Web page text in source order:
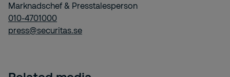
Marknadschef & Presstalesperson
010-4701000
press@securitas.se